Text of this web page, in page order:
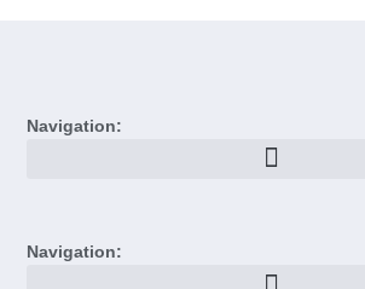
Navigation:
Navigation: